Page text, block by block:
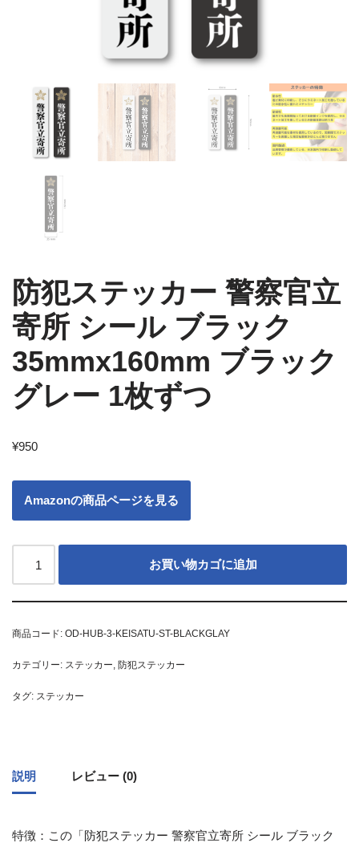
防犯ステッカー 警察官立
寄所 シール ブラック
35mmx160mm ブラック
グレー 1枚ずつ
¥950
Amazonの商品ページを見る
お買い物カゴに追加
商品コード: OD-HUB-3-KEISATU-ST-BLACKGLAY
カテゴリー: ステッカー, 防犯ステッカー
タグ: ステッカー
説明 レビュー (0)
特徴：この「防犯ステッカー 警察官立寄所 シール ブラック